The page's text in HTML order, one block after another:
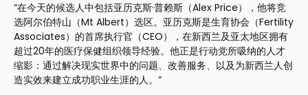
“在今天的候选人中包括亚历克斯·普赖斯（Alex Price），他将竞
选阿尔伯特山（Mt Albert）选区。亚历克斯是生育协会（Fertility
Associates）的首席执行官（CEO），在新西兰及亚太地区拥有
超过20年的医疗保健组织领导经验。他正是行动党所吸纳的人才
缩影：通过解决现实世界中的问题、改善服务、以及为新西兰人创
造实效来建立成功职业生涯的人。”